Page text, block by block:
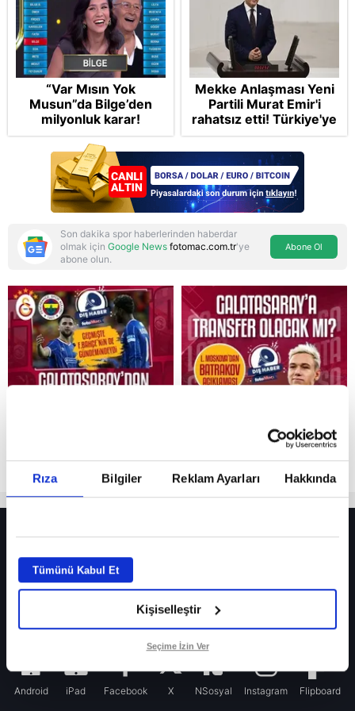
Rıza Bilgiler Reklam Ayarları Hakkında
Tümünü Kabul Et
Kişiselleştir
Seçime İzin Ver
Reddet
“Var Mısın Yok
Musun”da Bilge’den
milyonluk karar!
Mekke Anlaşması Yeni
Partili Murat Emir'i
rahatsız etti! Türkiye'ye
"paralı muhafız" rolü
biçti
Son dakika spor haberlerinden haberdar
olmak için Google News fotomac.com.tr'ye
abone olun.
Abone Ol
Fenerbahçe’de sürpriz ayrılık ihtimali! Devre arasında gelmişti
Fenerbahçe’nin yeni transferi Mason Greenwood için olay sözler!
Galatasaray’da rota yeniden Thiago Almada!
Android iPad Facebook X NSosyal Instagram Flipboard